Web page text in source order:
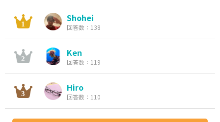
Shohei
回答数：138
Ken
回答数：119
Hiro
回答数：110